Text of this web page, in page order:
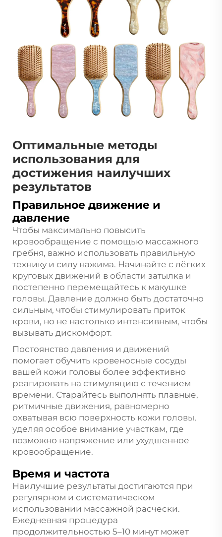
Оптимальные методы
использования для
достижения наилучших
результатов
Правильное движение и
давление
Чтобы максимально повысить
кровообращение с помощью массажного
гребня, важно использовать правильную
технику и силу нажима. Начинайте с лёгких
круговых движений в области затылка и
постепенно перемещайтесь к макушке
головы. Давление должно быть достаточно
сильным, чтобы стимулировать приток
крови, но не настолько интенсивным, чтобы
вызывать дискомфорт.
Постоянство давления и движений
помогает обучить кровеносные сосуды
вашей кожи головы более эффективно
реагировать на стимуляцию с течением
времени. Старайтесь выполнять плавные,
ритмичные движения, равномерно
охватывая всю поверхность кожи головы,
уделяя особое внимание участкам, где
возможно напряжение или ухудшенное
кровообращение.
Время и частота
Наилучшие результаты достигаются при
регулярном и систематическом
использовании массажной расчески.
Ежедневная процедура
продолжительностью 5–10 минут может